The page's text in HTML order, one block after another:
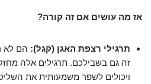
אז מה עושים אם זה קורה?
תרגילי רצפת האגן (קגל): הם לא
זה גם בשבילכם. תרגילים אלה
ויכולים לשפר משמעותית את